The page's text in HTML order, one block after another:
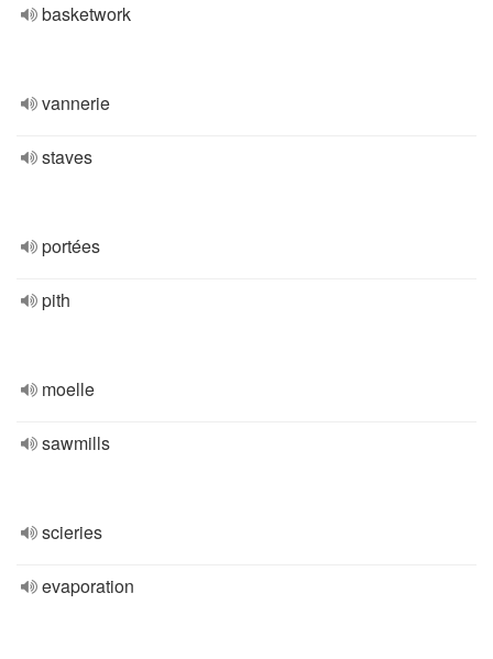
basketwork
vannerie
staves
portées
pith
moelle
sawmills
scieries
evaporation